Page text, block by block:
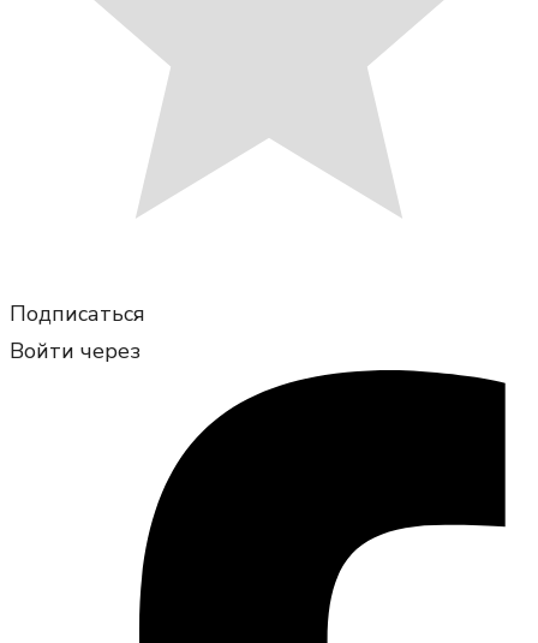
Подписаться
Войти через